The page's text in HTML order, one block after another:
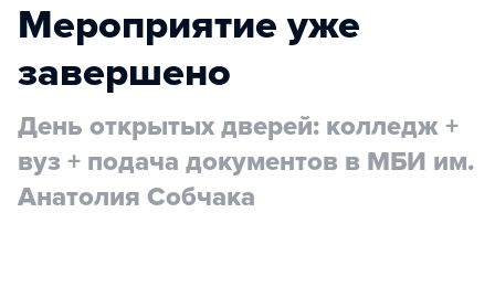
Мероприятие уже
завершено
День открытых дверей: колледж +
вуз + подача документов в МБИ им.
Анатолия Собчака